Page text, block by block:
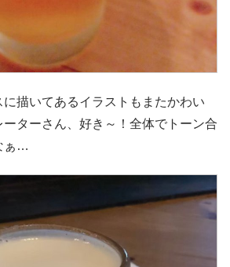
描いてあるイラストもまたかわい
ターさん、好き～！全体でトーン合
ぁ…